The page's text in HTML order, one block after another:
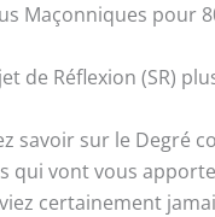
Maçonniques pour
de Réflexion (SR)
savoir sur le Degré
qui vont vous
certainement